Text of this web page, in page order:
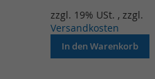
zzgl. 19% USt. , zzgl.
Versandkosten
In den Warenkorb